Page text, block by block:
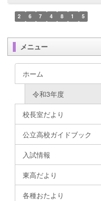
2 6 7 4 8 1 5
メニュー
ホーム
令和3年度
校長室だより
公立高校ガイドブック
入試情報
東高だより
各種おたより